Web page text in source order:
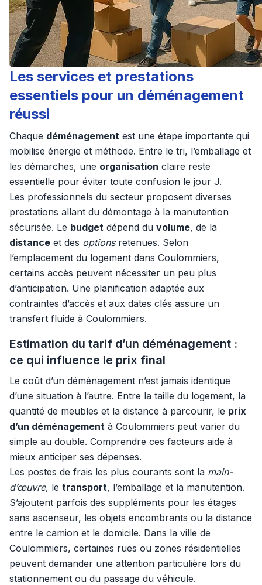
Les services et prestations
essentiels pour un déménagement
réussi
Chaque déménagement est une étape importante qui
mobilise énergie et méthode. Entre le tri, l’emballage et
les démarches, une organisation claire reste
essentielle pour éviter toute confusion le jour J.
Les professionnels du secteur proposent diverses
prestations allant du démontage à la manutention
sécurisée. Le budget dépend du volume, de la
distance et des optionsretenues. Selon
l’emplacement du logement dans Coulommiers,
certains accès peuvent nécessiter un peu plus
d’anticipation. Une planification adaptée aux
contraintes d’accès et aux dates clés assure un
transfert fluide à Coulommiers.
Estimation du tarif d’un déménagement :
ce qui influence le prix final
Le coût d’un déménagement n’est jamais identique
d’une situation à l’autre. Entre la taille du logement, la
quantité de meubles et la distance à parcourir, le prix
d’un déménagement à Coulommiers peut varier du
simple au double. Comprendre ces facteurs aide à
mieux anticiper ses dépenses.
Les postes de frais les plus courants sont la main-
d’œuvre, le transport, l’emballage et la manutention.
S’ajoutent parfois des suppléments pour les étages
sans ascenseur, les objets encombrants ou la distance
entre le camion et le domicile. Dans la ville de
Coulommiers, certaines rues ou zones résidentielles
peuvent demander une attention particulière lors du
stationnement ou du passage du véhicule.